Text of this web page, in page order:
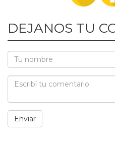
DEJANOS TU